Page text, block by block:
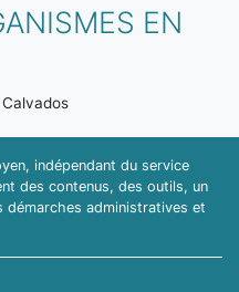
EN
Calvados
indépendant du service
des contenus, des outils, un
démarches administratives et